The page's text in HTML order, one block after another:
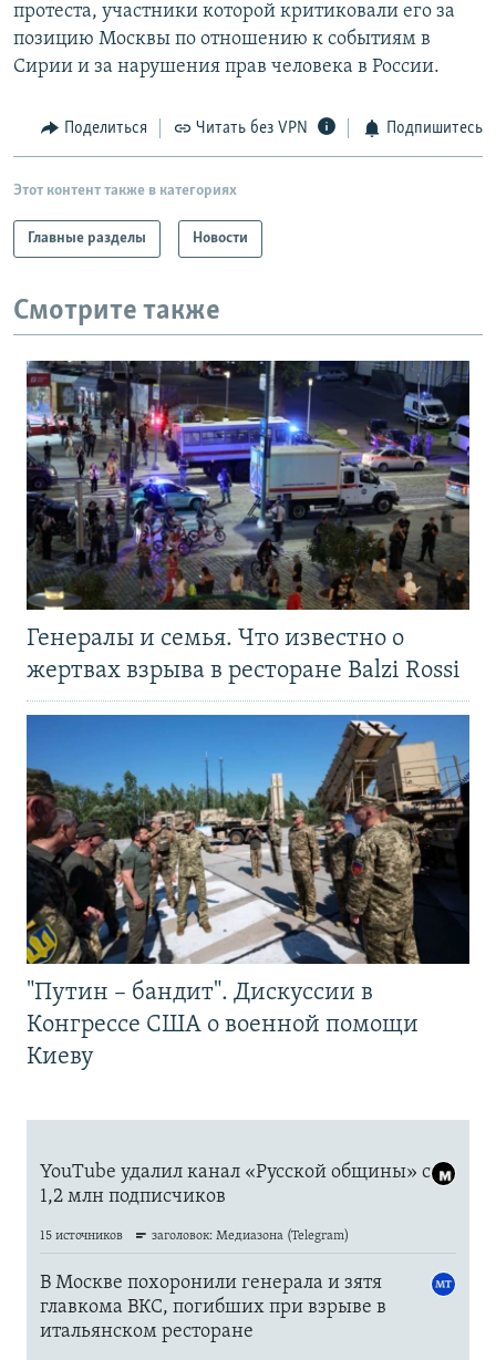
протеста, участники которой критиковали его за
позицию Москвы по отношению к событиям в
Сирии и за нарушения прав человека в России.
Поделиться Читать без VPN Подпишитесь
Этот контент также в категориях
Главные разделы Новости
Смотрите также
Генералы и семья. Что известно о
жертвах взрыва в ресторане Balzi Rossi
"Путин – бандит". Дискуссии в
Конгрессе США о военной помощи
Киеву